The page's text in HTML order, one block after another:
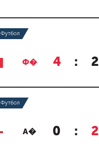
Футбол
Ф� 4 : 2
Футбол
А� 0 : 2